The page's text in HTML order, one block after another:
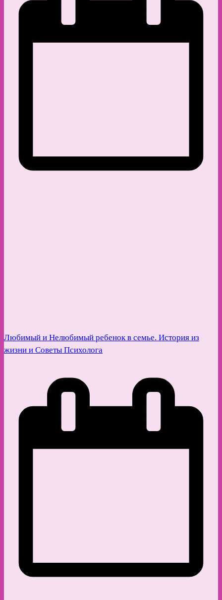
Любимый и Нелюбимый ребенок в семье. История из
жизни и Советы Психолога